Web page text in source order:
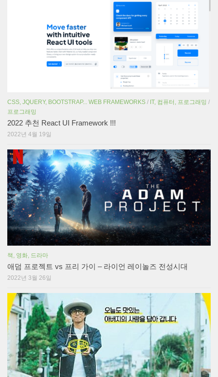
CSS, JQUERY, BOOTSTRAP... WEB FRAMEWORKS / IT, 컴퓨터, 프로그래밍 /
프로그래밍
2022 추천 React UI Framework !!!
2022년 4월 19일
책, 영화, 드라마
애덤 프로젝트 vs 프리 가이 – 라이언 레이놀즈 전성시대
2022년 3월 26일